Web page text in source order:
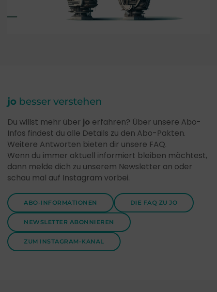
jo besser verstehen
Du willst mehr über jo erfahren? Über unsere Abo-
Infos findest du alle Details zu den Abo-Pakten.
Weitere Antworten bieten dir unsere FAQ.
Wenn du immer aktuell informiert bleiben möchtest,
dann melde dich zu unserem Newsletter an oder
schau mal auf Instagram vorbei.
ABO-INFORMATIONEN DIE FAQ ZU JO
NEWSLETTER ABONNIEREN
ZUM INSTAGRAM-KANAL